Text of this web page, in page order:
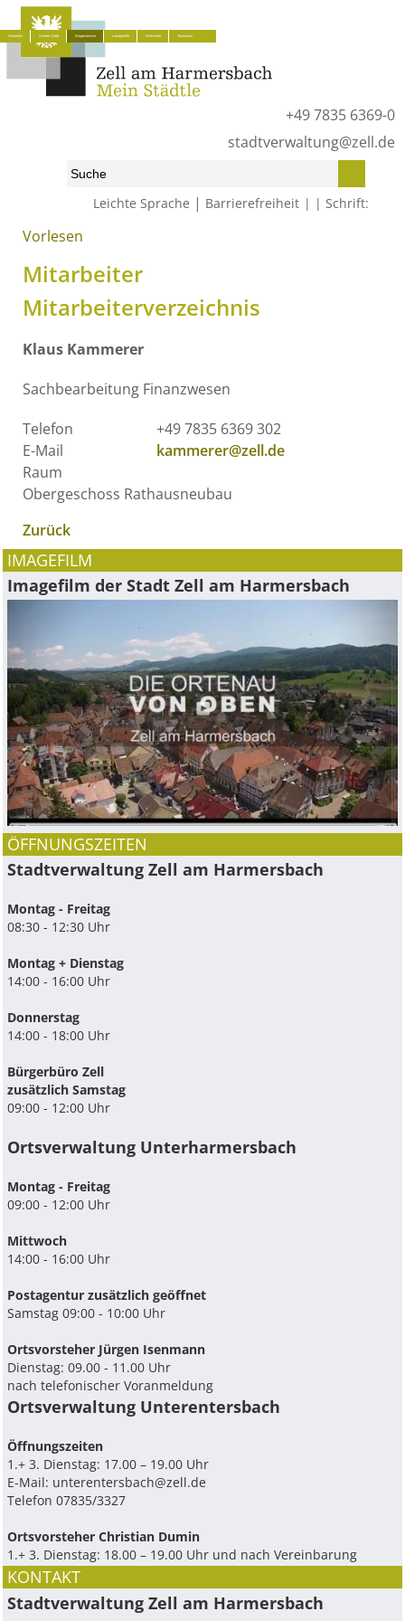
+49 7835 6369-0
stadtverwaltung@zell.de
Leichte Sprache | Barrierefreiheit Schrift:
Aktuelles Unsere Stadt Bürgerservice Lokalpolitik Wirtschaft Tourismus
Start» Bürgerservice »
Vorlesen
Mitarbeiter
Mitarbeiterverzeichnis
Klaus Kammerer
Sachbearbeitung Finanzwesen
Telefon
+49 7835 6369 302
E-Mail
kammerer@zell.de
Raum
Obergeschoss Rathausneubau
Zurück
IMAGEFILM
Imagefilm der Stadt Zell am Harmersbach
ÖFFNUNGSZEITEN
Stadtverwaltung Zell am Harmersbach
Montag - Freitag
08:30 - 12:30 Uhr
Montag + Dienstag
14:00 - 16:00 Uhr
Donnerstag
14:00 - 18:00 Uhr
Bürgerbüro Zell
zusätzlich Samstag
09:00 - 12:00 Uhr
Ortsverwaltung Unterharmersbach
Montag - Freitag
09:00 - 12:00 Uhr
Mittwoch
14:00 - 16:00 Uhr
Postagentur zusätzlich geöffnet
Samstag 09:00 - 10:00 Uhr
Ortsvorsteher Jürgen Isenmann
Dienstag: 09.00 - 11.00 Uhr
nach telefonischer Voranmeldung
Ortsverwaltung Unterentersbach
Ö­ffnungszeiten
1.+ 3. Dienstag: 17.00 – 19.00 Uhr
E-Mail: unterentersbach@zell.de
Telefon 07835/3327
Ortsvorsteher Christian Dumin
1.+ 3. Dienstag: 18.00 – 19.00 Uhr und nach Vereinbarung
KONTAKT
Stadtverwaltung Zell am Harmersbach